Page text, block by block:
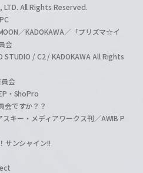
LTD. All Rights Reserved.
／KADOKAWA／「プリズマ☆イ
会
STUDIO / C2 / KADOKAWA All Rights
会
・ShoPro
ですか？？
キー・メディアワークス刊／AWIB P
サンシャイン!!